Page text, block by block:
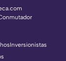
Inversionistas